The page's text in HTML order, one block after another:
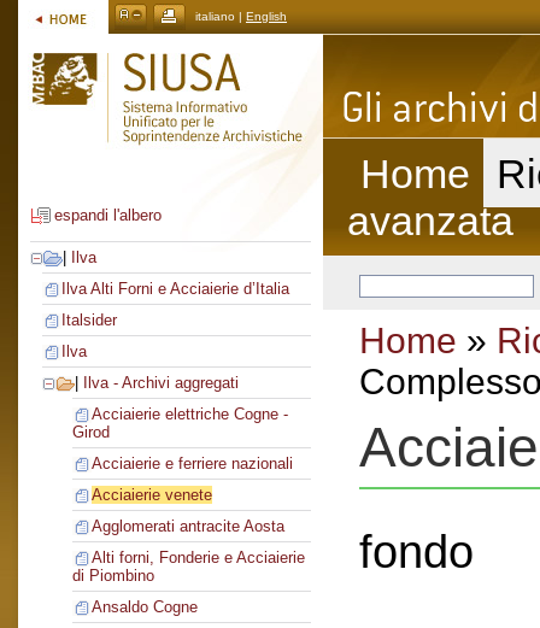
italiano | English
espandi l'albero
Ilva
Ilva Alti Forni e Acciaierie d’Italia
Italsider
Ilva
Ilva - Archivi aggregati
Acciaierie elettriche Cogne -
Girod
Acciaierie e ferriere nazionali
Acciaierie venete
Agglomerati antracite Aosta
Alti forni, Fonderie e Acciaierie
di Piombino
Ansaldo Cogne
Home
avanzata
Home »
fondo